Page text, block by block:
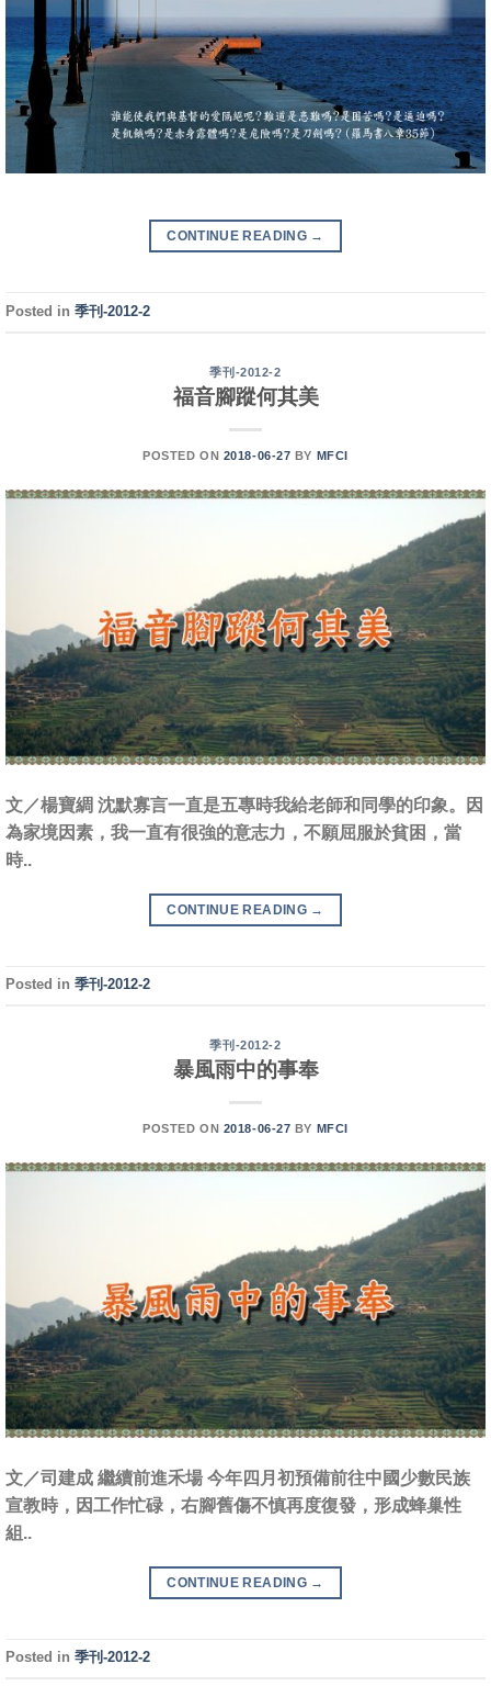
CONTINUE READING →
Posted in 季刊-2012-2
季刊-2012-2
福音腳蹤何其美
POSTED ON 2018-06-27 BY MFCI
文／楊寶綢 沈默寡言一直是五專時我給老師和同學的印象。因
為家境因素，我一直有很強的意志力，不願屈服於貧困，當
時..
CONTINUE READING →
Posted in 季刊-2012-2
季刊-2012-2
暴風雨中的事奉
POSTED ON 2018-06-27 BY MFCI
文／司建成 繼續前進禾場 今年四月初預備前往中國少數民族
宣教時，因工作忙碌，右腳舊傷不慎再度復發，形成蜂巢性
組..
CONTINUE READING →
Posted in 季刊-2012-2